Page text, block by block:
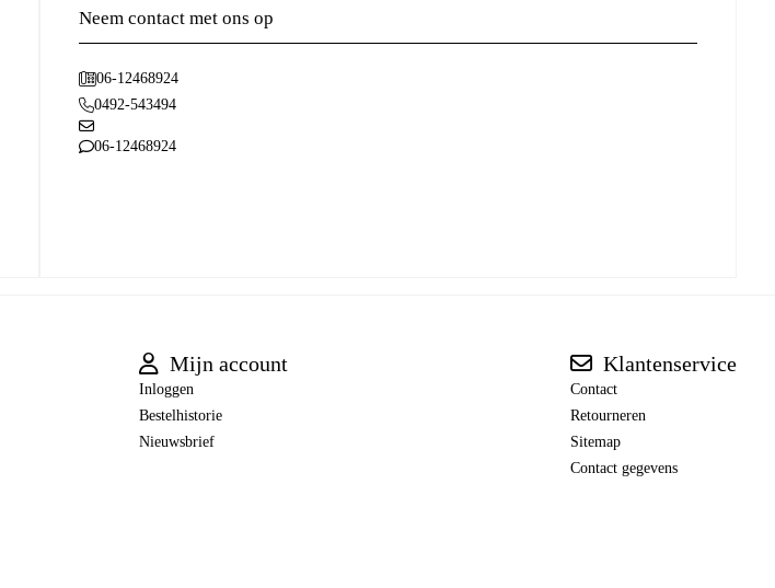
Neem contact met ons op
06-12468924
0492-543494
06-12468924
Mijn account
Inloggen
Bestelhistorie
Nieuwsbrief
Klantenservice
Contact
Retourneren
Sitemap
Contact gegevens